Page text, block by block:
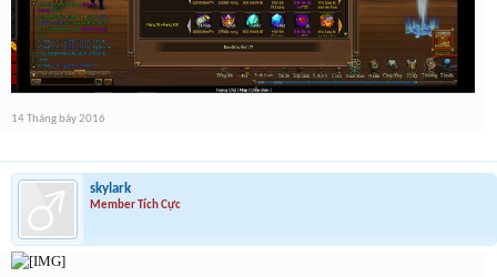
14 Tháng bảy 2016
skylark
Member Tích Cực